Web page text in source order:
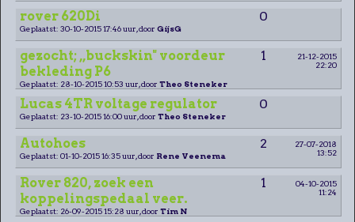
rover 620Di 0
Geplaatst: 30-10-2015 17:46 uur, door GijsG
gezocht; ,,buckskin" voordeur
bekleding P6
1
21-12-2015
22:20
Geplaatst: 28-10-2015 10:53 uur, door Theo Steneker
Lucas 4TR voltage regulator 0
Geplaatst: 23-10-2015 16:00 uur, door Theo Steneker
Autohoes 2
27-07-2018
13:52
Geplaatst: 01-10-2015 16:35 uur, door Rene Veenema
Rover 820, zoek een
koppelingspedaal veer.
1
04-10-2015
11:24
Geplaatst: 26-09-2015 15:28 uur, door Tim N